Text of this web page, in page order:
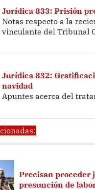
Jurídica 833: Prisión
Notas respecto a la
vinculante del Tribunal
Jurídica 832:
navidad
Apuntes acerca del
Precisan proceder
presunción de